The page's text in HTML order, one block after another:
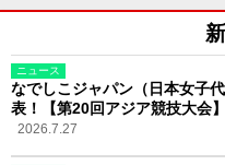
ニュース
なでしこジャパン（日本女子
表！【第20回アジア競技大会】
2026.7.27